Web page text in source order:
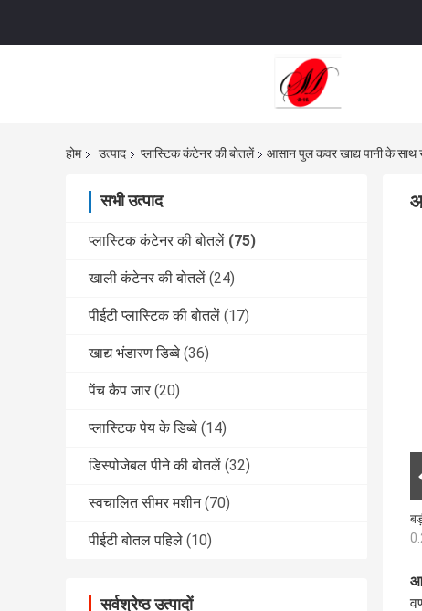
होम उत्पाद प्लास्टिक कंटेनर की बोतलें आसान पुल कवर खाद्य पानी के साथ
सभी उत्पाद
प्लास्टिक कंटेनर की बोतलें (75)
खाली कंटेनर की बोतलें (24)
पीईटी प्लास्टिक की बोतलें (17)
खाद्य भंडारण डिब्बे (36)
पेंच कैप जार (20)
प्लास्टिक पेय के डिब्बे (14)
डिस्पोजेबल पीने की बोतलें (32)
स्वचालित सीमर मशीन (70)
पीईटी बोतल पहिले (10)
सर्वश्रेष्ठ उत्पादों